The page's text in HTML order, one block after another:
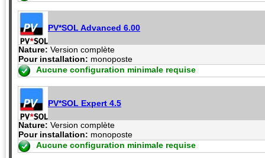
PV*SOL Advanced 6.00
Nature: Version complète
Pour installation: monoposte
Aucune configuration minimale requise
PV*SOL Expert 4.5
Nature: Version complète
Pour installation: monoposte
Aucune configuration minimale requise